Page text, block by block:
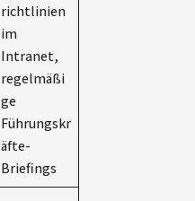
richtlinien
im
Intranet,
regelmäßi
ge
Führungskr
äfte-
Briefings